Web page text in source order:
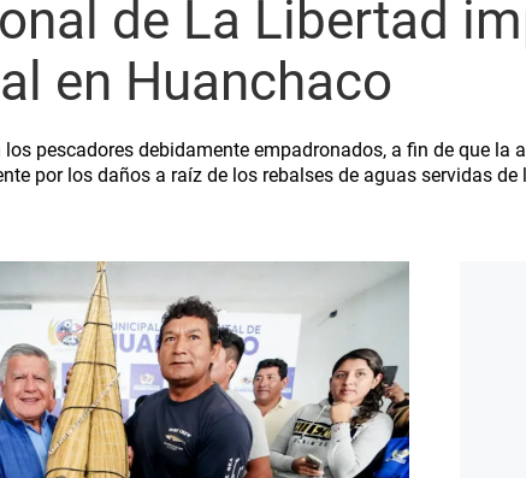
de La Libertad
en Huanchaco
pescadores debidamente empadronados, a fin de que la
por los daños a raíz de los rebalses de aguas servidas